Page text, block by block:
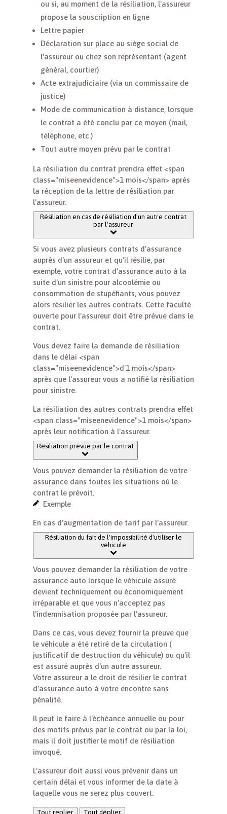
ou si, au moment de la résiliation, l'assureur
propose la souscription en ligne
Lettre papier
Déclaration sur place au siège social de
l'assureur ou chez son représentant (agent
général, courtier)
Acte extrajudiciaire (via un commissaire de
justice)
Mode de communication à distance, lorsque
le contrat a été conclu par ce moyen (mail,
téléphone, etc.)
Tout autre moyen prévu par le contrat
La résiliation du contrat prendra effet <span
class="miseenevidence">1 mois</span> après
la réception de la lettre de résiliation par
l'assureur.
Résiliation en cas de résiliation d'un autre contrat
par l'assureur
Si vous avez plusieurs contrats d'assurance
auprès d'un assureur et qu'il résilie, par
exemple, votre contrat d'assurance auto à la
suite d'un sinistre pour alcoolémie ou
consommation de stupéfiants, vous pouvez
alors résilier les autres contrats. Cette faculté
ouverte pour l'assureur doit être prévue dans le
contrat.
Vous devez faire la demande de résiliation
dans le délai <span
class="miseenevidence">d'1 mois</span>
après que l'assureur vous a notifié la résiliation
pour sinistre.
La résiliation des autres contrats prendra effet
<span class="miseenevidence">1 mois</span>
après leur notification à l'assureur.
Résiliation prévue par le contrat
Vous pouvez demander la résiliation de votre
assurance dans toutes les situations où le
contrat le prévoit.
Exemple
En cas d'augmentation de tarif par l'assureur.
Résiliation du fait de l'impossibilité d'utiliser le
véhicule
Vous pouvez demander la résiliation de votre
assurance auto lorsque le véhicule assuré
devient techniquement ou économiquement
irréparable et que vous n'acceptez pas
l'indemnisation proposée par l'assureur.
Dans ce cas, vous devez fournir la preuve que
le véhicule a été retiré de la circulation (
justificatif de destruction du véhicule) ou qu'il
est assuré auprès d'un autre assureur.
Votre assureur a le droit de résilier le contrat
d'assurance auto à votre encontre sans
pénalité.
Il peut le faire à l'échéance annuelle ou pour
des motifs prévus par le contrat ou par la loi,
mais il doit justifier le motif de résiliation
invoqué.
L'assureur doit aussi vous prévenir dans un
certain délai et vous informer de la date à
laquelle vous ne serez plus couvert.
Tout replier Tout déplier